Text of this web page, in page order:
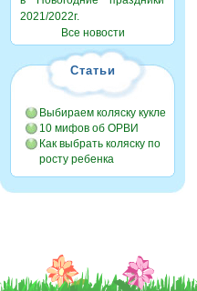
2021/2022г.
Все новости
Статьи
Выбираем коляску кукле
10 мифов об ОРВИ
Как выбрать коляску по
росту ребенка